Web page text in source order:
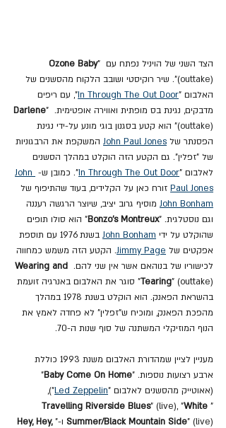
הצד השני של הויניל נפתח עם Ozone Baby"
(outtake )". שיר רוקיסטי ושובב הלקוח מהסשנים של
האלבום "In Through The Out Door", עם ריפים
מדבקים, נגינת בס מופתית ואווירה אופטימית.
Darlene"
(outtake )" הוא קטע בסגנון בוגי מונע על-ידי נגינת
הפסנתר של John Paul Jones המשקפת את הרבגוניות
של "זפלין". גם הקטע הזה הוקלט במהלך הסשנים
לאלבום "In Through The Out Door". כמובן ש- John
Paul Jones זורח כאן על הקלידים, בעוד שהתיפוף של
John Bonham
מוסיף גרוב יציב, שיוצר הרגשה רעננה
וגם נוסטלגית. "Bonzo’s Montreux" הוא סולו תופים
שהוקלט על ידי
John Bonham
בשנת 1976 עם תוספת
אפקטים של Jimmy Page. הקטע הזה משמש כמחווה
לכישוריו של בנוהאם אשר אין שני להם. Wearing and
Tearing" (outtake)" סוגר את האלבום באנרגיה זועמת
בהשראת הפאנק. הוא הוקלט בשנת 1978 במהלך
מהפכת הפאנק, ומוכיח ש"זפלין" לא פחדה לאמץ את
הנוף המוזיקלי המשתנה של סוף שנות ה-70.
מעניין לציין שמהדורת האלבום משנת 1993 כוללת
ארבע רצועות נוספות. "Baby Come On Home
"
(אאוטייק מהסשנים לאלבום "Led Zeppelin
"),
"
Travelling Riverside Blues" (live), "White
Summer/Black Mountain Side" (live) ו-"
Hey, Hey,